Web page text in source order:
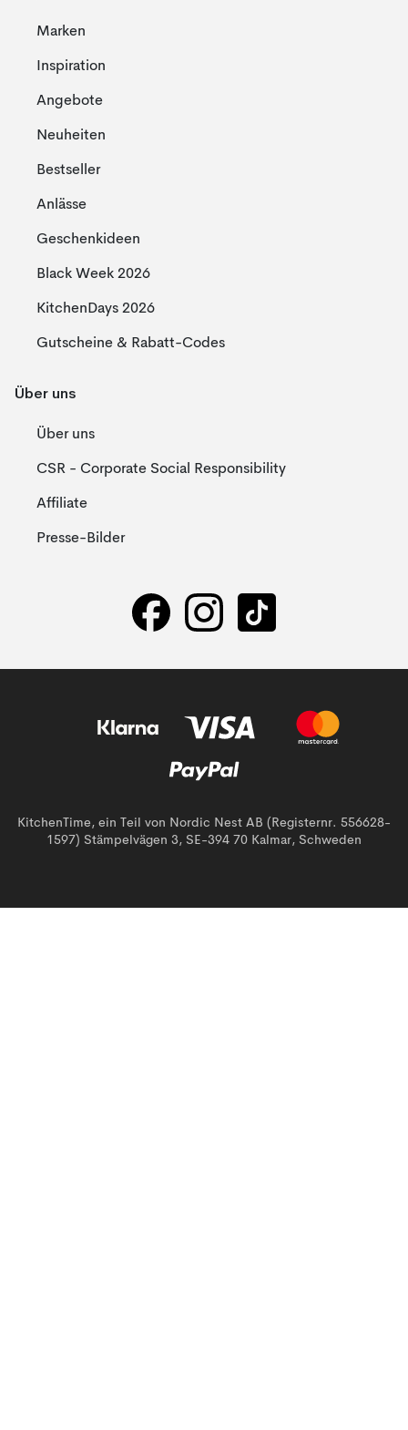
Marken
Inspiration
Angebote
Neuheiten
Bestseller
Anlässe
Geschenkideen
Black Week 2026
KitchenDays 2026
Gutscheine & Rabatt-Codes
Über uns
Über uns
CSR - Corporate Social Responsibility
Affiliate
Presse-Bilder
KitchenTime, ein Teil von Nordic Nest AB (Registernr. 556628-
1597) Stämpelvägen 3, SE-394 70 Kalmar, Schweden